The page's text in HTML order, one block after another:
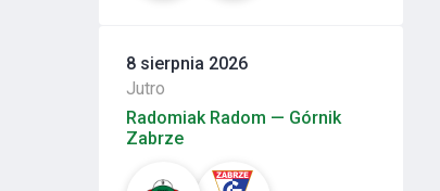
8 sierpnia 2026
Jutro
Radomiak Radom — Górnik
Zabrze